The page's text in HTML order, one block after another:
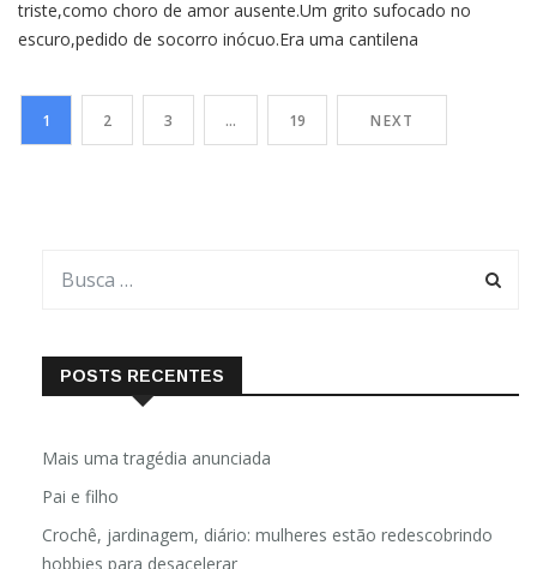
triste,como choro de amor ausente.Um grito sufocado no
escuro,pedido de socorro inócuo.Era uma cantilena
criançaabandonada ao vento.Um gemido romântico,daqueles
que não se ouvem mais.Parecia um chamado aflitoque clamava
1 2 3 … 19 NEXT
POSTS RECENTES
Mais uma tragédia anunciada
Pai e filho
Crochê, jardinagem, diário: mulheres estão redescobrindo
hobbies para desacelerar